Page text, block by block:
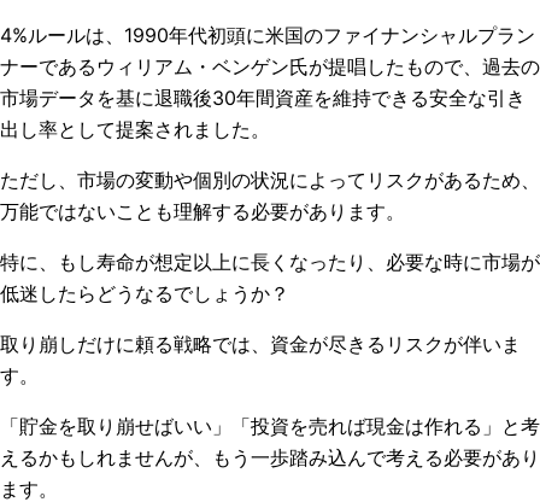
4%ルールは、1990年代初頭に米国のファイナンシャルプラン
ナーであるウィリアム・ベンゲン氏が提唱したもので、過去の
市場データを基に退職後30年間資産を維持できる安全な引き
出し率として提案されました。
ただし、市場の変動や個別の状況によってリスクがあるため、
万能ではないことも理解する必要があります。
特に、もし寿命が想定以上に長くなったり、必要な時に市場が
低迷したらどうなるでしょうか？
取り崩しだけに頼る戦略では、資金が尽きるリスクが伴いま
す。
「貯金を取り崩せばいい」「投資を売れば現金は作れる」と考
えるかもしれませんが、もう一歩踏み込んで考える必要があり
ます。